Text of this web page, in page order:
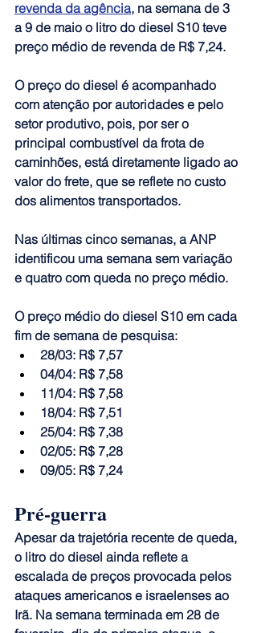
revenda da agência, na semana de 3
a 9 de maio o litro do diesel S10 teve
preço médio de revenda de R$ 7,24.
O preço do diesel é acompanhado
com atenção por autoridades e pelo
setor produtivo, pois, por ser o
principal combustível da frota de
caminhões, está diretamente ligado ao
valor do frete, que se reflete no custo
dos alimentos transportados.
Nas últimas cinco semanas, a ANP
identificou uma semana sem variação
e quatro com queda no preço médio.
O preço médio do diesel S10 em cada
fim de semana de pesquisa:
28/03: R$ 7,57
04/04: R$ 7,58
11/04: R$ 7,58
18/04: R$ 7,51
25/04: R$ 7,38
02/05: R$ 7,28
09/05: R$ 7,24
Pré-guerra
Apesar da trajetória recente de queda,
o litro do diesel ainda reflete a
escalada de preços provocada pelos
ataques americanos e israelenses ao
Irã. Na semana terminada em 28 de